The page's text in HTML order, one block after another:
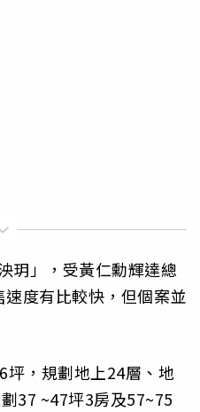
玥」，受黃仁勳輝達總
度有比較快，但個案並
坪，規劃地上24層、地
37 ~47坪3房及57~75